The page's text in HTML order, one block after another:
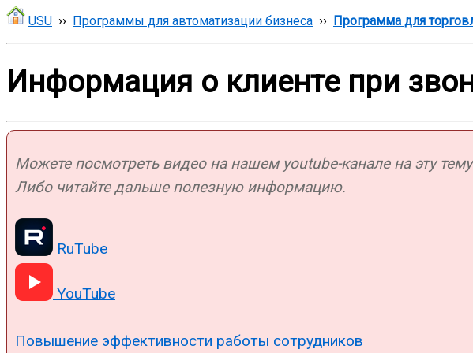
USU ›› Программы для автоматизации бизнеса ›› Программа для
Информация о клиенте при
Можете посмотреть видео на нашем youtube-канале на эту
Либо читайте дальше полезную информацию.
RuTube
YouTube
Повышение эффективности работы сотрудников